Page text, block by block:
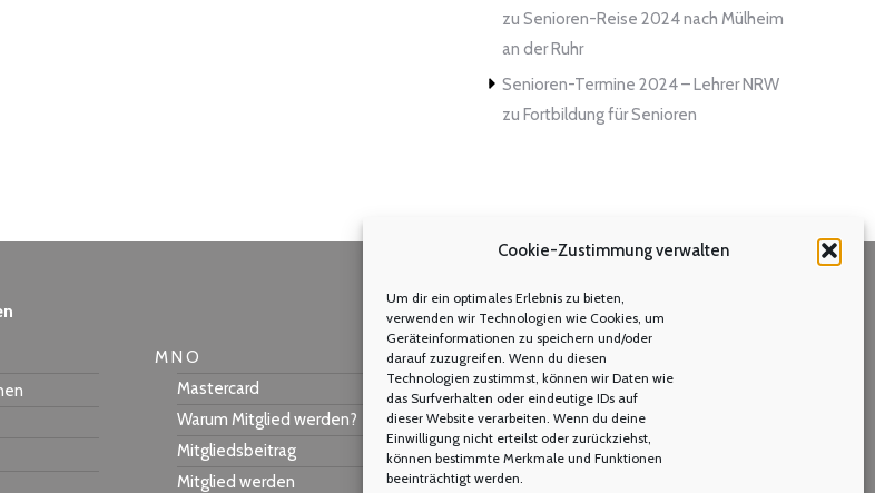
Cookie-Zustimmung verwalten
Um dir ein optimales Erlebnis zu bieten,
verwenden wir Technologien wie Cookies, um
Geräteinformationen zu speichern und/oder
darauf zuzugreifen. Wenn du diesen
Technologien zustimmst, können wir Daten wie
das Surfverhalten oder eindeutige IDs auf
dieser Website verarbeiten. Wenn du deine
Einwilligung nicht erteilst oder zurückziehst,
können bestimmte Merkmale und Funktionen
beeinträchtigt werden.
zu Senioren-Reise 2024 nach Mülheim
an der Ruhr
Senioren-Termine 2024 – Lehrer NRW
zu Fortbildung für Senioren
M N O
Mastercard
Warum Mitglied werden?
Mitgliedsbeitrag
Mitglied werden
Volltextsuche
Search: